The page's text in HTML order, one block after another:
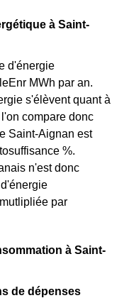
à Saint-
d'énergie
MWh par an.
s'élèvent quant à
compare donc
Saint-Aignan est
%.
n'est donc
par
à Saint-
de dépenses